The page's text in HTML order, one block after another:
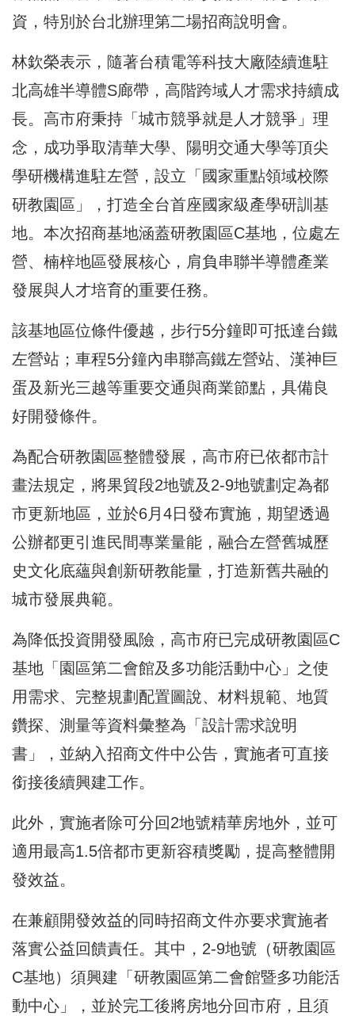
資，特別於台北辦理第二場招商說明會。
林欽榮表示，隨著台積電等科技大廠陸續進駐
北高雄半導體S廊帶，高階跨域人才需求持續成
長。高市府秉持「城市競爭就是人才競爭」理
念，成功爭取清華大學、陽明交通大學等頂尖
學研機構進駐左營，設立「國家重點領域校際
研教園區」，打造全台首座國家級產學研訓基
地。本次招商基地涵蓋研教園區C基地，位處左
營、楠梓地區發展核心，肩負串聯半導體產業
發展與人才培育的重要任務。
該基地區位條件優越，步行5分鐘即可抵達台鐵
左營站；車程5分鐘內串聯高鐵左營站、漢神巨
蛋及新光三越等重要交通與商業節點，具備良
好開發條件。
為配合研教園區整體發展，高市府已依都市計
畫法規定，將果貿段2地號及2-9地號劃定為都
市更新地區，並於6月4日發布實施，期望透過
公辦都更引進民間專業量能，融合左營舊城歷
史文化底蘊與創新研教能量，打造新舊共融的
城市發展典範。
為降低投資開發風險，高市府已完成研教園區C
基地「園區第二會館及多功能活動中心」之使
用需求、完整規劃配置圖說、材料規範、地質
鑽探、測量等資料彙整為「設計需求說明
書」，並納入招商文件中公告，實施者可直接
銜接後續興建工作。
此外，實施者除可分回2地號精華房地外，並可
適用最高1.5倍都市更新容積獎勵，提高整體開
發效益。
在兼顧開發效益的同時招商文件亦要求實施者
落實公益回饋責任。其中，2-9地號（研教園區
C基地）須興建「研教園區第二會館暨多功能活
動中心」，並於完工後將房地分回市府，且須